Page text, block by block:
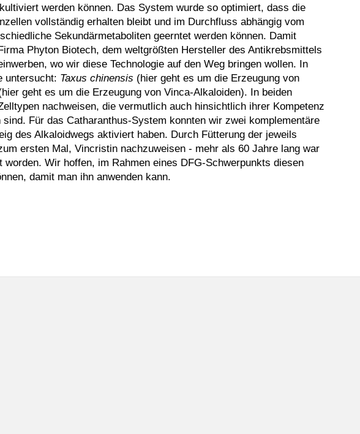
werden können. Das System wurde so optimiert, dass die
vollständig erhalten bleibt und im Durchfluss abhängig vom
Sekundärmetaboliten geerntet werden können. Damit
Phyton Biotech, dem weltgrößten Hersteller des Antikrebsmittels
wo wir diese Technologie auf den Weg bringen wollen. In
untersucht: Taxus chinensis (hier geht es um die Erzeugung von
geht es um die Erzeugung von Vinca-Alkaloiden). In beiden
nachweisen, die vermutlich auch hinsichtlich ihrer Kompetenz
Für das Catharanthus-System konnten wir zwei komplementäre
des Alkaloidwegs aktiviert haben. Durch Fütterung der jeweils
ersten Mal, Vincristin nachzuweisen - mehr als 60 Jahre lang war
Wir hoffen, im Rahmen eines DFG-Schwerpunkts diesen
damit man ihn anwenden kann.